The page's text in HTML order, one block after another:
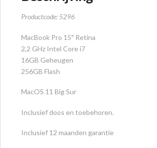
Productcode: 5296
MacBook Pro 15″ Retina
2,2 GHz Intel Core i7
16GB Geheugen
256GB Flash
MacOS 11 Big Sur
Inclusief doos en toebehoren.
Inclusief 12 maanden garantie